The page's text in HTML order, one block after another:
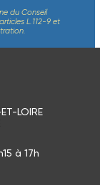
du Conseil
L.112-9 et
LOIRE
à 17h